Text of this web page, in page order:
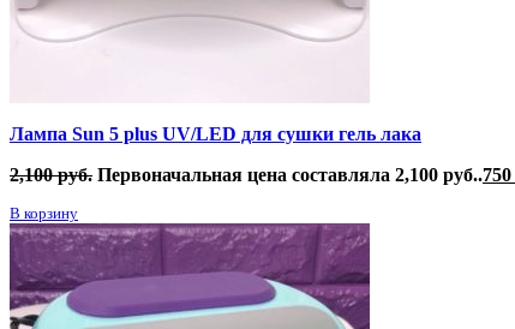
Лампа Sun 5 plus UV/LED для сушки гель лака
2,100руб. Первоначальная цена составляла 2,100 руб..750
В корзину